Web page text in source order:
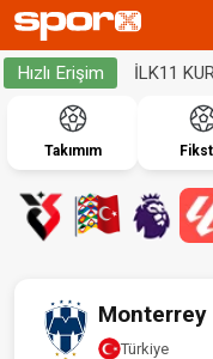
Hızlı Erişim İLK11 KUR
Takımım
Monterrey
Türkiye